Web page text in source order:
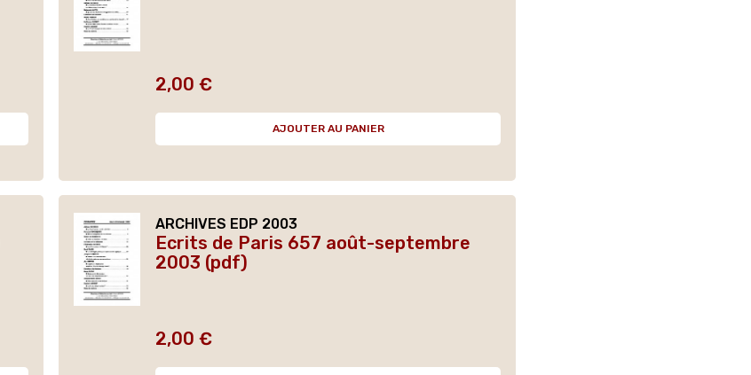
Prix
2,00 €
AJOUTER AU PANIER
ARCHIVES EDP 2003
Ecrits de Paris 657 août-septembre
2003 (pdf)
Prix
2,00 €